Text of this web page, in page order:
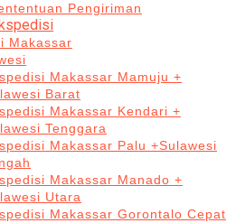
Pengiriman
Makassar
Makassar Mamuju +
Barat
Makassar Kendari +
Tenggara
Makassar Palu +Sulawesi
Makassar Manado +
Utara
Makassar Gorontalo Cepat